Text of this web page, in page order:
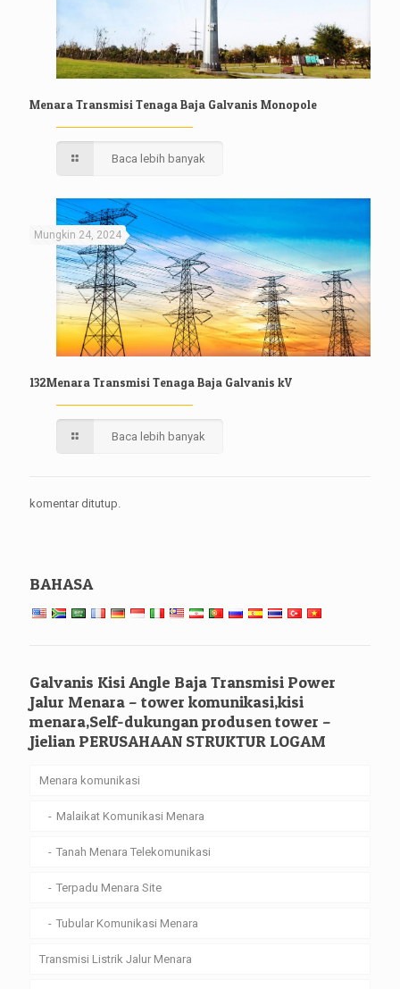
Menara Transmisi Tenaga Baja Galvanis Monopole
Baca lebih banyak
Mungkin 24, 2024
132Menara Transmisi Tenaga Baja Galvanis kV
Baca lebih banyak
komentar ditutup.
BAHASA
Galvanis Kisi Angle Baja Transmisi Power
Jalur Menara – tower komunikasi,kisi
menara,Self-dukungan produsen tower –
Jielian PERUSAHAAN STRUKTUR LOGAM
Menara komunikasi
Malaikat Komunikasi Menara
Tanah Menara Telekomunikasi
Terpadu Menara Site
Tubular Komunikasi Menara
Transmisi Listrik Jalur Menara